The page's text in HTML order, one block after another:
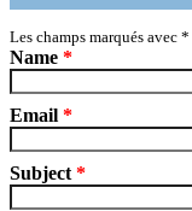
Les champs marqués avec *
Name *
Email *
Subject *